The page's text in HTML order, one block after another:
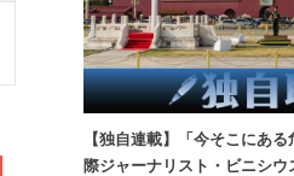
【独自連載】「今そこにあ
際ジャーナリスト・ビニシウ